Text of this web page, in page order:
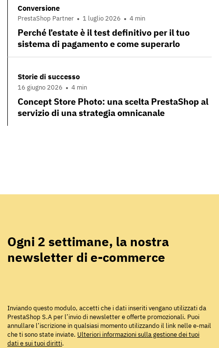
Conversione
PrestaShop Partner 1 luglio 2026 4 min
Perché l’estate è il test definitivo per il tuo
sistema di pagamento e come superarlo
Storie di successo
16 giugno 2026 4 min
Concept Store Photo: una scelta PrestaShop al
servizio di una strategia omnicanale
Ogni 2 settimane, la nostra
newsletter di e-commerce
Inviando questo modulo, accetti che i dati inseriti vengano utilizzati da
PrestaShop S.A per l’invio di newsletter e offerte promozionali. Puoi
annullare l’iscrizione in qualsiasi momento utilizzando il link nelle e-mail
che ti sono state inviate. Ulteriori informazioni sulla gestione dei tuoi
dati e sui tuoi diritti.